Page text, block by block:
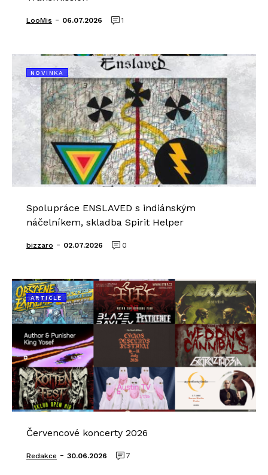
LooMis - 06.07.2026 1
NOVINKA
Spolupráce ENSLAVED s indiánským
náčelníkem, skladba Spirit Helper
bizzaro - 02.07.2026 0
ARTICLE
Červencové koncerty 2026
Redakce - 30.06.2026 7